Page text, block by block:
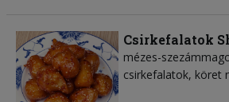
Csirkefalatok
mézes-
csirkefalatok, köret